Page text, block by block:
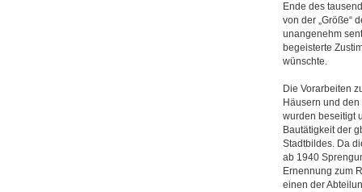
Ende des
von der „Größe“
unangenehm
begeisterte
wünschte.
Die Vorarbeiten
Häusern und
wurden beseitigt
Bautätigkeit der
Stadtbildes. Da
ab 1940
Ernennung zum
einen der